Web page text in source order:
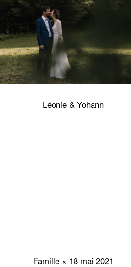
Léonie & Yohann
Famille × 18 mai 2021